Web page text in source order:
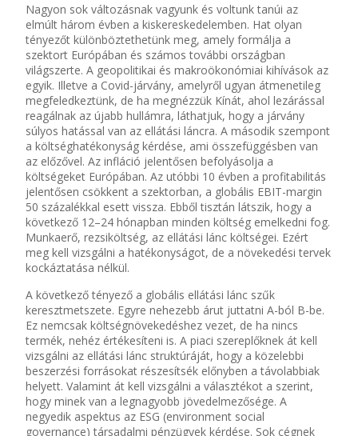
Nagyon sok változásnak vagyunk és voltunk tanúi az
elmúlt három évben a kiskereskedelemben. Hat olyan
tényezőt különböztethetünk meg, amely formálja a
szektort Európában és számos további országban
világszerte. A geopolitikai és makroökonómiai kihívások az
egyik. Illetve a Covid-járvány, amelyről ugyan átmenetileg
megfeledkeztünk, de ha megnézzük Kínát, ahol lezárással
reagálnak az újabb hullámra, láthatjuk, hogy a járvány
súlyos hatással van az ellátási láncra. A második szempont
a költséghatékonyság kérdése, ami összefüggésben van
az előzővel. Az infláció jelentősen befolyásolja a
költségeket Európában. Az utóbbi 10 évben a profitabilitás
jelentősen csökkent a szektorban, a globális EBIT-margin
50 százalékkal esett vissza. Ebből tisztán látszik, hogy a
következő 12–24 hónapban minden költség emelkedni fog.
Munkaerő, rezsiköltség, az ellátási lánc költségei. Ezért
meg kell vizsgálni a hatékonyságot, de a növekedési tervek
kockáztatása nélkül.
A következő tényező a globális ellátási lánc szűk
keresztmetszete. Egyre nehezebb árut juttatni A-ból B-be.
Ez nemcsak költségnövekedéshez vezet, de ha nincs
termék, nehéz értékesíteni is. A piaci szereplőknek át kell
vizsgálni az ellátási lánc struktúráját, hogy a közelebbi
beszerzési forrásokat részesítsék előnyben a távolabbiak
helyett. Valamint át kell vizsgálni a választékot a szerint,
hogy minek van a legnagyobb jövedelmezősége. A
negyedik aspektus az ESG (environment social
governance) társadalmi pénzügyek kérdése. Sok cégnek